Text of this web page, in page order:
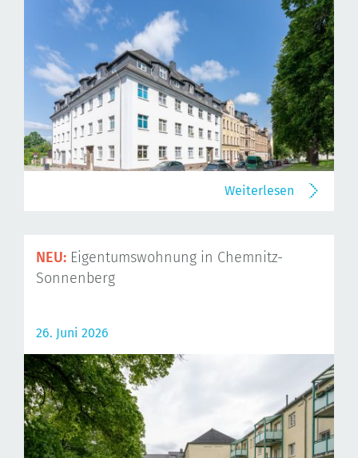
Weiterlesen
NEU: Eigentumswohnung in Chemnitz-
Sonnenberg
26. Juni 2026